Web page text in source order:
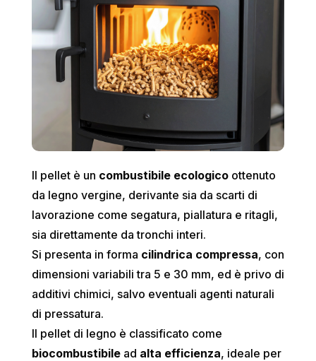
Il pellet è un combustibile ecologicoottenuto
da legno vergine, derivante sia da scarti di
lavorazione come segatura, piallatura e ritagli,
sia direttamente da tronchi interi.
Si presenta in forma cilindrica compressa, con
dimensioni variabili tra 5 e 30 mm, ed è privo di
additivi chimici, salvo eventuali agenti naturali
di pressatura.
Il pellet di legno è classificato come
biocombustibilead alta efficienza, ideale per